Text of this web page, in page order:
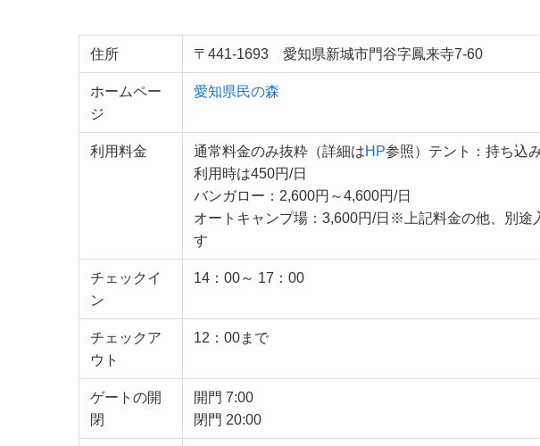
住所 〒441-1693 愛知県新城市門谷字鳳来寺7-60
ホームペー
ジ
愛知県民の森
利用料金 通常料金のみ抜粋（詳細はHP参照）テント：持ち込
利用時は450円/日
バンガロー：2,600円～4,600円/日
オートキャンプ場：3,600円/日※上記料金の他、別途
す
チェックイ
ン
14：00～ 17：00
チェックア
ウト
12：00まで
ゲートの開
閉
開門 7:00
閉門 20:00